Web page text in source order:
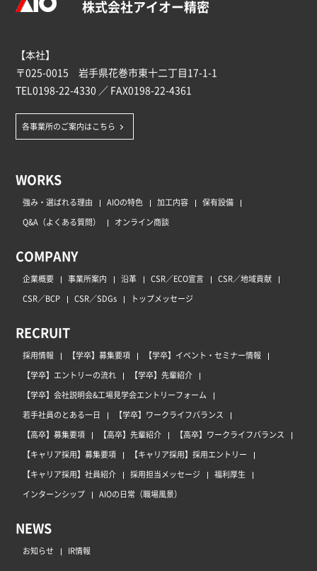
株式会社アイオー精密
【本社】
〒025-0015 岩手県花巻市東十二丁目17-1-1
TEL0198-22-4330 ／ FAX0198-22-4361
各事業所のご案内はこちら
WORKS
強み・選ばれる理由 AIOの特色 加工内容
保有設備
Q&A（よくある質問）
オンライン商談
COMPANY
企業概要 事業所案内 沿革 CSR／ECO宣言
CSR／地域貢献
CSR／BCP
CSR／SDGs トップメッセージ
RECRUIT
採用情報 【学卒】募集要項
【学卒】イベント・セミナー情報
【学卒】エントリーの流れ
【学卒】先輩紹介
【学卒】会社説明会&工場見学会エントリーフォーム
若手社員のとある一日
【学卒】ワークライフバランス
【高卒】募集要項
【高卒】先輩紹介
【高卒】ワークライフバランス
【キャリア採用】募集要項
【キャリア採用】採用エントリー
【キャリア採用】社員紹介
採用担当メッセージ
福利厚生
インターンシップ
AIOの日常（職場風景）
NEWS
お知らせ IR情報